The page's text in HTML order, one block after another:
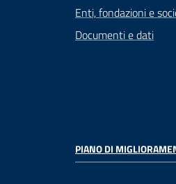
Enti, fondazioni e
Documenti e dati
PIANO DI